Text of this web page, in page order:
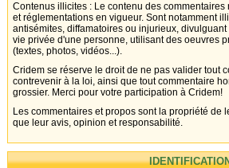
Contenus illicites : Le contenu des
et réglementations en vigueur. Sont notamment
antisémites, diffamatoires ou injurieux,
vie privée d'une personne, utilisant des oeuvres
(textes, photos, vidéos...).
Cridem se réserve le droit de ne pas valider tout
contrevenir à la loi, ainsi que tout commentaire
grossier. Merci pour votre participation à Cridem!
Les commentaires et propos sont la propriété de
que leur avis, opinion et responsabilité.